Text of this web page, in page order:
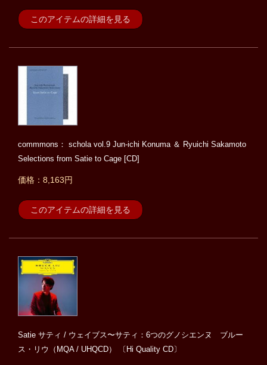
このアイテムの詳細を見る
commmons： schola vol.9 Jun-ichi Konuma ＆ Ryuichi Sakamoto
Selections from Satie to Cage [CD]
価格：8,163円
このアイテムの詳細を見る
Satie サティ / ウェイブス〜サティ：6つのグノシエンヌ ブルー
ス・リウ（MQA / UHQCD） 〔Hi Quality CD〕